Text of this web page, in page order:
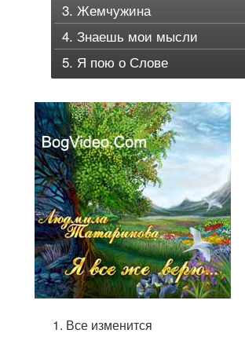
3. Жемчужина
4. Знаешь мои мысли
5. Я пою о Слове
Все изменится